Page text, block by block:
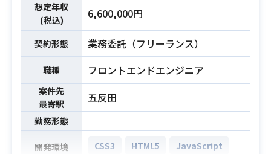
業務内容
つつ、アプリ仕様の概要を検討しま
す。
技術的にチャレンジ性の高いプロジ
ェクトの場合、事前に技術調査を行
うケースもあります。
■設計
ディレクター・デザイナーと共同
で、詳細な仕様策定を行います。
iOSアプリとの違いを考慮した仕様策
想定年収
(税込)
6,600,000円
契約形態 業務委託（フリーランス）
職種 フロントエンドエンジニア
案件先
最寄駅
五反田
勤務形態
開発環境 CSS3 HTML5 JavaScript